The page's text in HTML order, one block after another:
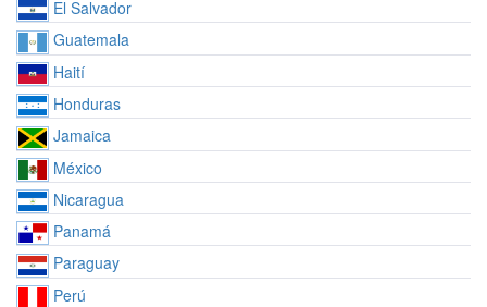
El Salvador
Guatemala
Haití
Honduras
Jamaica
México
Nicaragua
Panamá
Paraguay
Perú